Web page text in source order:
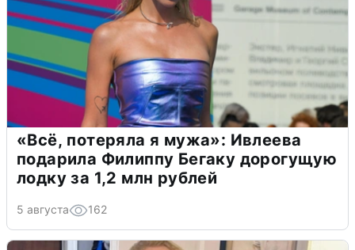
«Всё, потеряла я мужа»: Ивлеева
подарила Филиппу Бегаку дорогущую
лодку за 1,2 млн рублей
5 августа 162